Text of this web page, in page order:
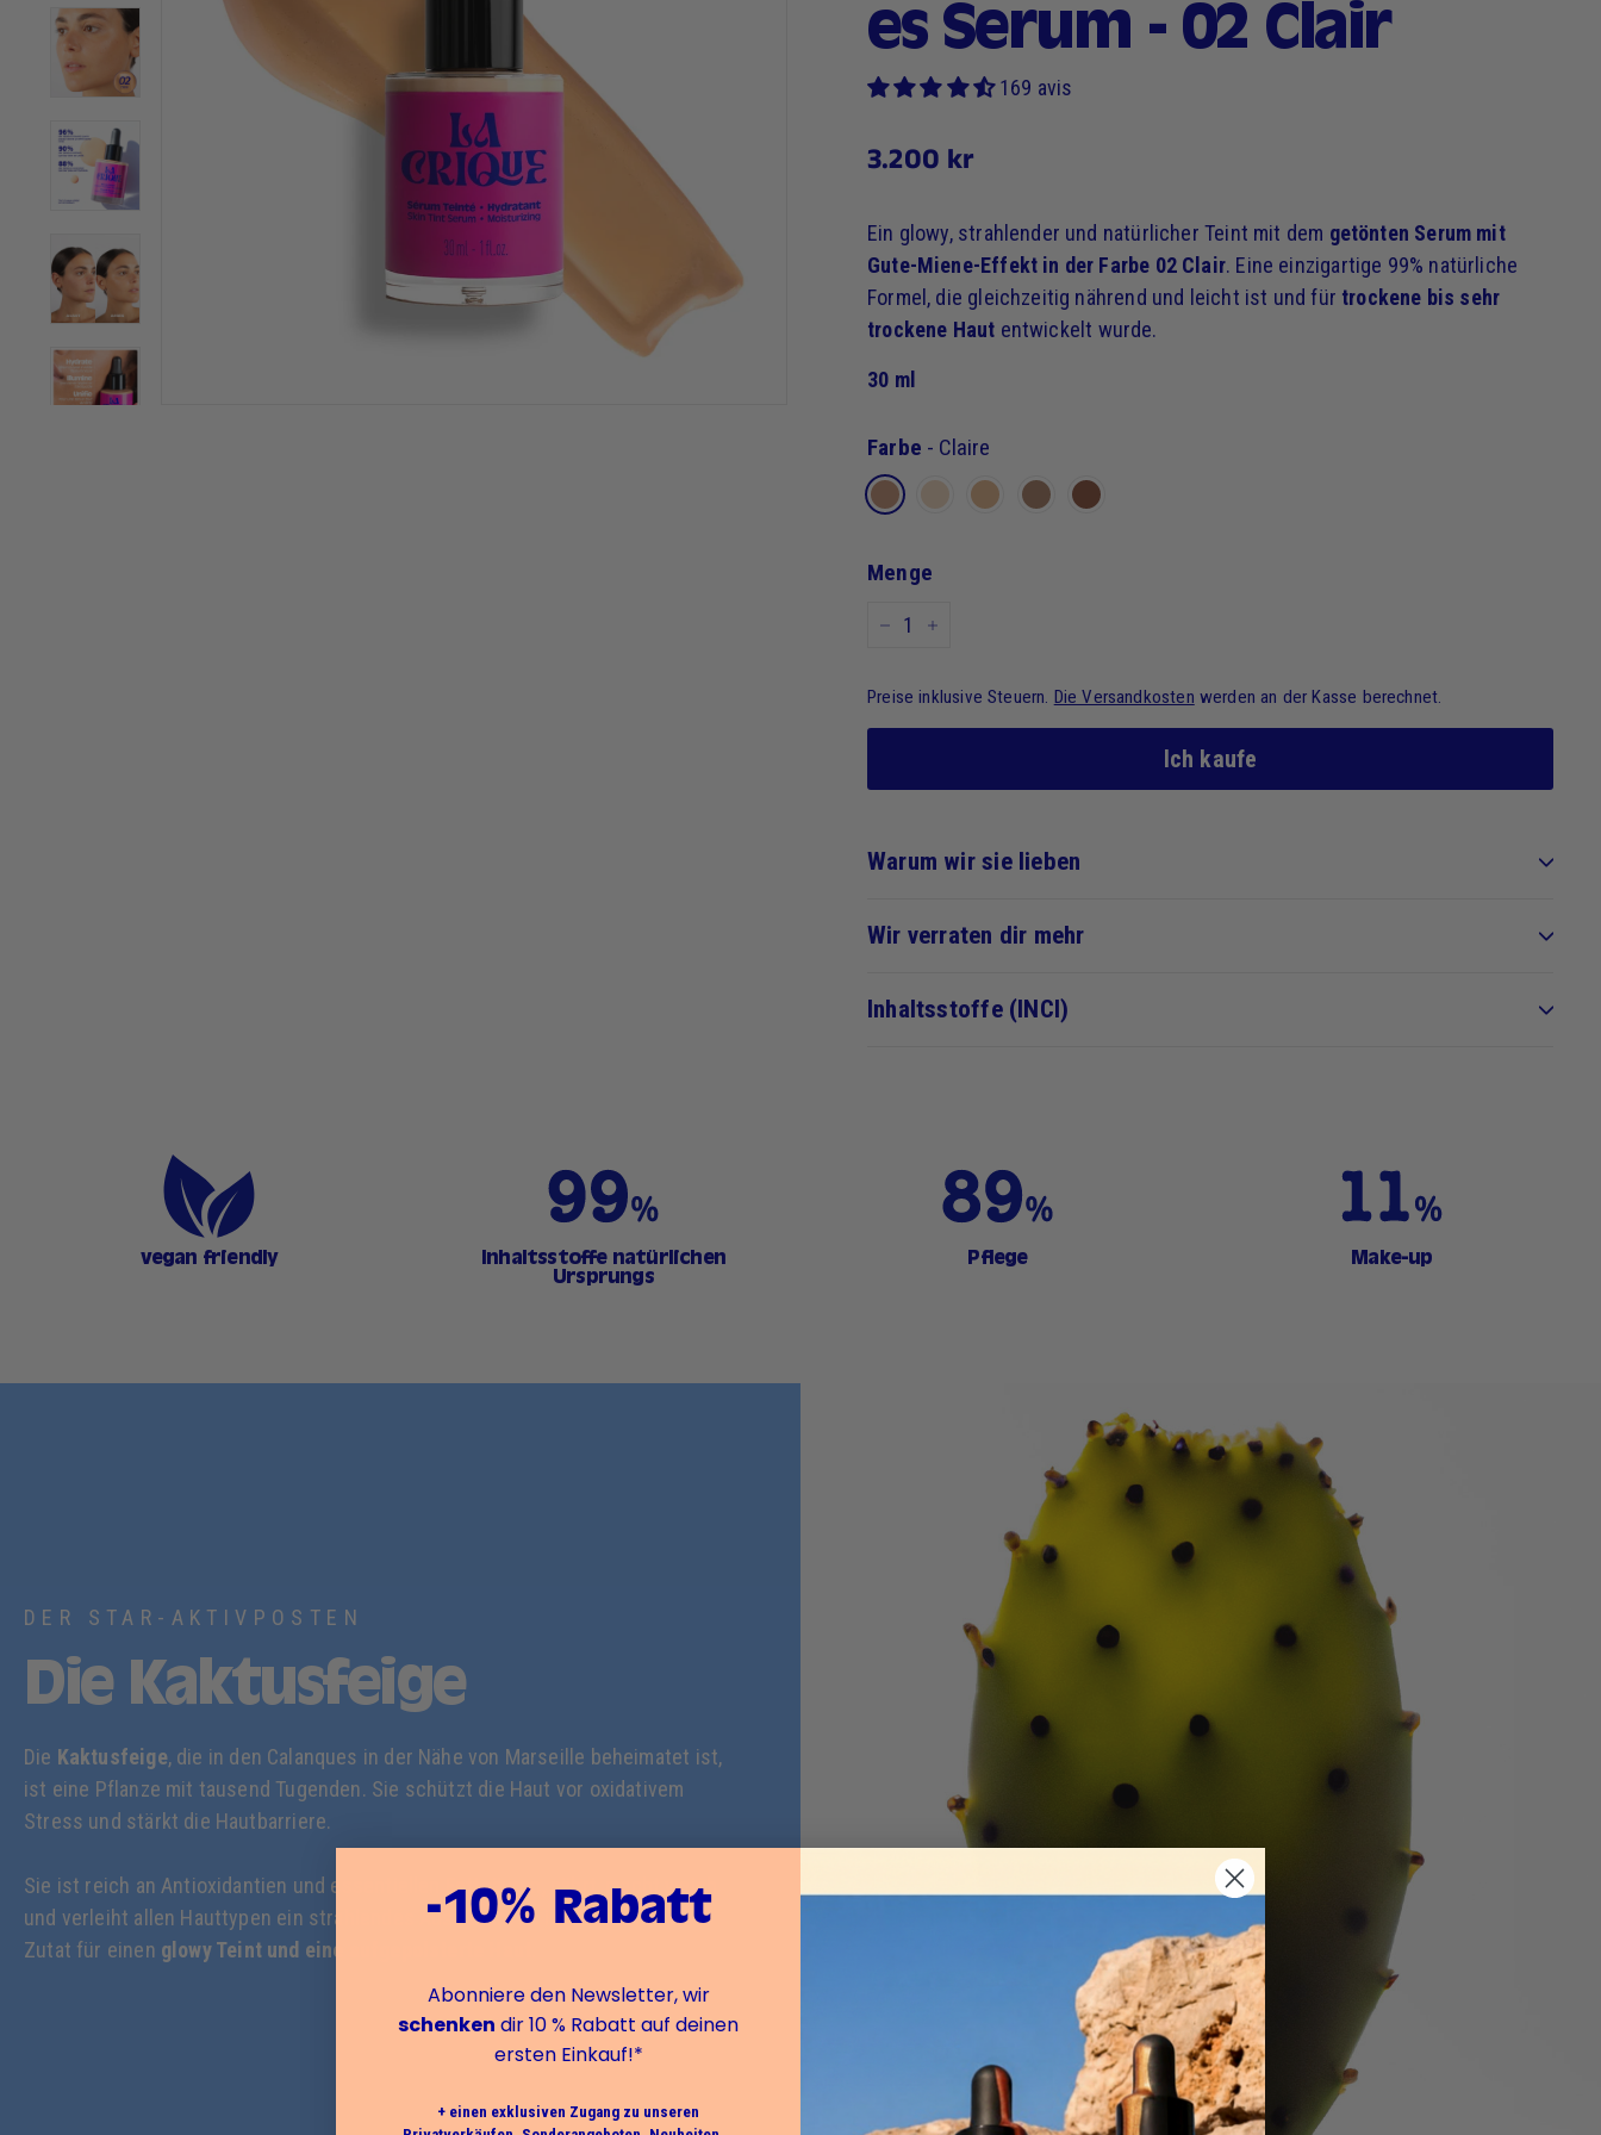
es Serum - 02 Clair
169 avis
Regulärer
3.200 kr
Ein glowy, strahlender und natürlicher Teint mit dem getönten Serum mit
Gute-Miene-Effekt in der Farbe 02 Clair. Eine einzigartige 99% natürliche
Formel, die gleichzeitig nährend und leicht ist und für trockene bis sehr
trockene Haut entwickelt wurde.
30 ml
Farbe - Claire
Menge
Preise inklusive Steuern. Die Versandkosten werden an der Kasse berechnet.
Ich kaufe
Warum wir sie lieben
Wir verraten dir mehr
Inhaltsstoffe (INCI)
vegan friendly
Inhaltsstoffe natürlichen
Ursprungs
Pflege Make-up
DER STAR-AKTIVPOSTEN
Die Kaktusfeige
Die Kaktusfeige, die in den Calanques in der Nähe von Marseille beheimatet ist,
ist eine Pflanze mit tausend Tugenden. Sie schützt die Haut vor oxidativem
Stress und stärkt die Hautbarriere.
Sie ist reich an Antioxidantien und essentiellen Fettsäuren, nährt, macht weich
und verleiht allen Hauttypen ein strahlendes Aussehen. Es ist die perfekte
Zutat für einen glowy Teint und eine aufgepolsterte Haut
-10% Rabatt
Abonniere den Newsletter, wir
schenken dir 10 % Rabatt auf deinen
ersten Einkauf!*
+ einen exklusiven Zugang zu unseren